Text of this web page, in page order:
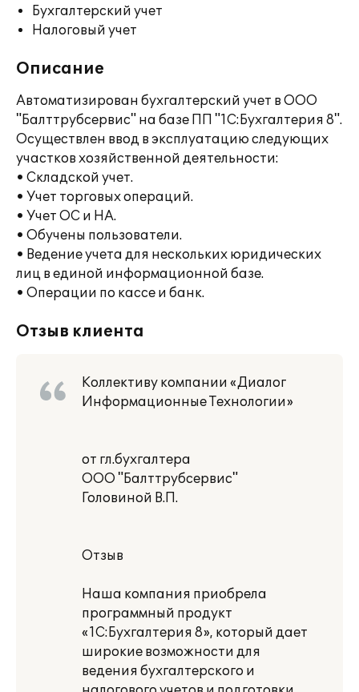
Бухгалтерский учет
Налоговый учет
Описание
Автоматизирован бухгалтерский учет в ООО
"Балттрубсервис" на базе ПП "1С:Бухгалтерия 8".
Осуществлен ввод в эксплуатацию следующих
участков хозяйственной деятельности:
• Складской учет.
• Учет торговых операций.
• Учет ОС и НА.
• Обучены пользователи.
• Ведение учета для нескольких юридических
лиц в единой информационной базе.
• Операции по кассе и банк.
Отзыв клиента
Коллективу компании «Диалог
Информационные Технологии»
от гл.бухгалтера
ООО "Балттрубсервис"
Головиной В.П.
Отзыв
Наша компания приобрела
программный продукт
«1С:Бухгалтерия 8», который дает
широкие возможности для
ведения бухгалтерского и